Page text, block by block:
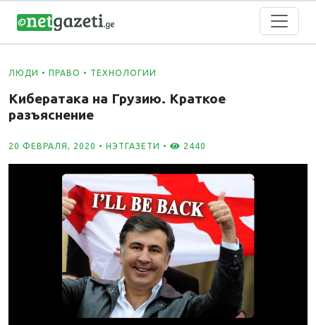
ЛЮДИ • ПРАВО • ТЕХНОЛОГИИ
Кибератака на Грузию. Краткое
разъяснение
20 ФЕВРАЛЯ, 2020 • НЭТГАЗЕТИ • 2440